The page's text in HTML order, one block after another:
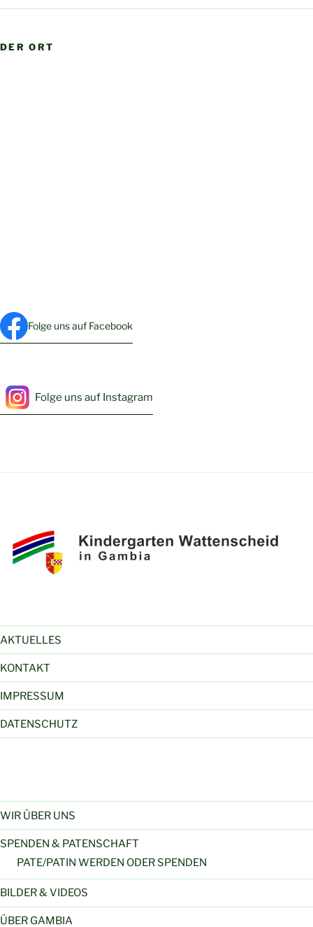
DER ORT
Folge uns auf Facebook
Folge uns auf Instagram
AKTUELLES
KONTAKT
IMPRESSUM
DATENSCHUTZ
WIR ÜBER UNS
SPENDEN & PATENSCHAFT
PATE/PATIN WERDEN ODER SPENDEN
BILDER & VIDEOS
ÜBER GAMBIA